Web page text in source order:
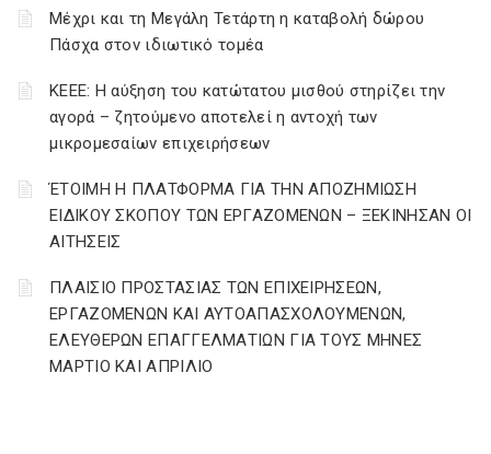
Μέχρι και τη Μεγάλη Τετάρτη η καταβολή δώρου
Πάσχα στον ιδιωτικό τομέα
ΚΕΕΕ: Η αύξηση του κατώτατου μισθού στηρίζει την
αγορά – ζητούμενο αποτελεί η αντοχή των
μικρομεσαίων επιχειρήσεων
ΈΤΟΙΜΗ Η ΠΛΑΤΦΟΡΜΑ ΓΙΑ ΤΗΝ ΑΠΟΖΗΜΙΩΣΗ
ΕΙΔΙΚΟΥ ΣΚΟΠΟΥ ΤΩΝ ΕΡΓΑΖΟΜΕΝΩΝ – ΞΕΚΙΝΗΣΑΝ ΟΙ
ΑΙΤΗΣΕΙΣ
ΠΛΑΙΣΙΟ ΠΡΟΣΤΑΣΙΑΣ ΤΩΝ ΕΠΙΧΕΙΡΗΣΕΩΝ,
ΕΡΓΑΖΟΜΕΝΩΝ ΚΑΙ ΑΥΤΟΑΠΑΣΧΟΛΟΥΜΕΝΩΝ,
ΕΛΕΥΘΕΡΩΝ ΕΠΑΓΓΕΛΜΑΤΙΩΝ ΓΙΑ ΤΟΥΣ ΜΗΝΕΣ
ΜΑΡΤΙΟ ΚΑΙ ΑΠΡΙΛΙΟ